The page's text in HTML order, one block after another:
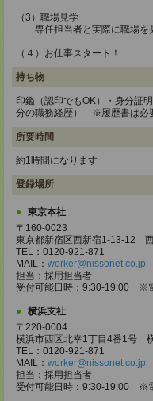
（3）職場見学
専任担当者と実際に職場を
（４）お仕事スタート！
持ち物
印鑑（認印でもOK）・身分証
分の職務経歴） ※履歴書は必
所要時間
約1時間になります
登録場所
東京本社
〒160-0023
東京都新宿区西新宿1-13-12
TEL：0120-921-871
MAIL： worker@nissonet.co.jp
担当：採用担当者
受付可能日時：9:30-19:00 ※
横浜支社
〒220-0004
横浜市西区北幸1丁目4番1号
TEL：0120-921-871
MAIL： worker@nissonet.co.jp
担当：採用担当者
受付可能日時：9:30-19:00 ※